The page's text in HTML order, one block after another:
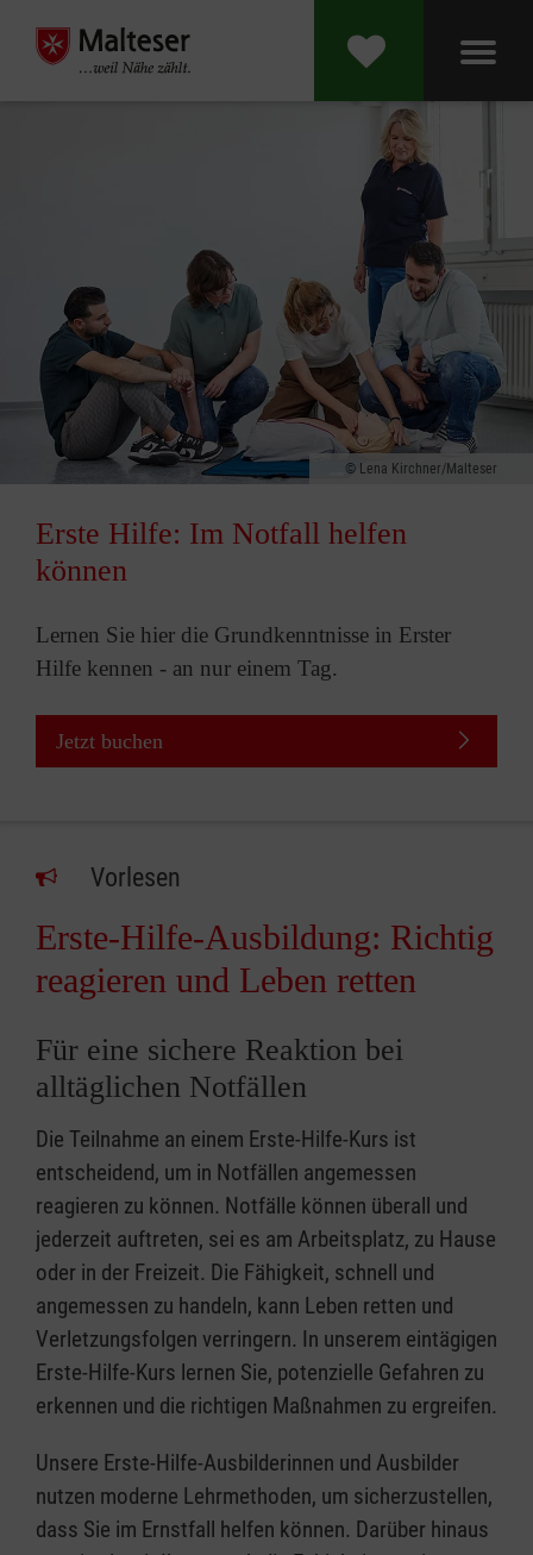
Lena Kirchner/Malteser
Erste Hilfe: Im Notfall helfen
können
Lernen Sie hier die Grundkenntnisse in Erster
Hilfe kennen - an nur einem Tag.
Jetzt buchen
Vorlesen
Erste-Hilfe-Ausbildung: Richtig
reagieren und Leben retten
Für eine sichere Reaktion bei
alltäglichen Notfällen
Die Teilnahme an einem Erste-Hilfe-Kurs ist
entscheidend, um in Notfällen angemessen
reagieren zu können. Notfälle können überall und
jederzeit auftreten, sei es am Arbeitsplatz, zu Hause
oder in der Freizeit. Die Fähigkeit, schnell und
angemessen zu handeln, kann Leben retten und
Verletzungsfolgen verringern. In unserem eintägigen
Erste-Hilfe-Kurs lernen Sie, potenzielle Gefahren zu
erkennen und die richtigen Maßnahmen zu ergreifen.
Unsere Erste-Hilfe-Ausbilderinnen und Ausbilder
nutzen moderne Lehrmethoden, um sicherzustellen,
dass Sie im Ernstfall helfen können. Darüber hinaus